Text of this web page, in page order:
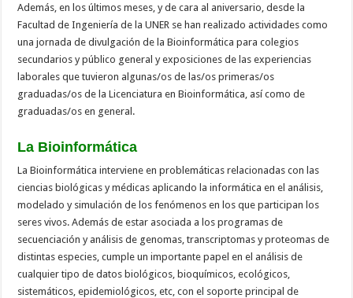
Además, en los últimos meses, y de cara al aniversario, desde la
Facultad de Ingeniería de la UNER se han realizado actividades como
una jornada de divulgación de la Bioinformática para colegios
secundarios y público general y exposiciones de las experiencias
laborales que tuvieron algunas/os de las/os primeras/os
graduadas/os de la Licenciatura en Bioinformática, así como de
graduadas/os en general.
La Bioinformática
La Bioinformática interviene en problemáticas relacionadas con las
ciencias biológicas y médicas aplicando la informática en el análisis,
modelado y simulación de los fenómenos en los que participan los
seres vivos. Además de estar asociada a los programas de
secuenciación y análisis de genomas, transcriptomas y proteomas de
distintas especies, cumple un importante papel en el análisis de
cualquier tipo de datos biológicos, bioquímicos, ecológicos,
sistemáticos, epidemiológicos, etc, con el soporte principal de